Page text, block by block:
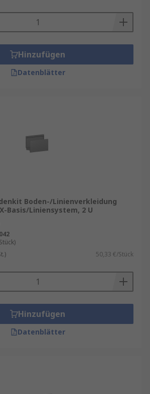
Hinzufügen
Datenblätter
Boden-/Linienverkleidung
Basis/Liniensystem, 2 U
50,33 €/Stück
Hinzufügen
Datenblätter